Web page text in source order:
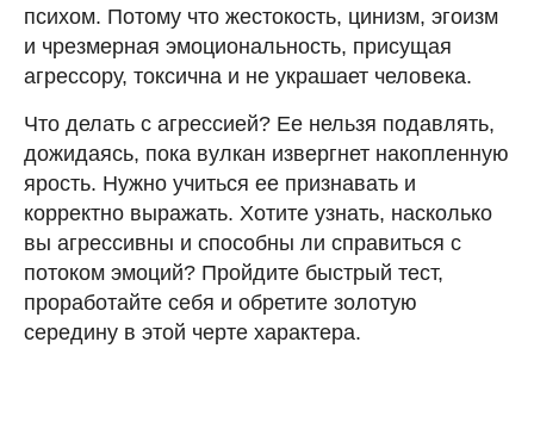
психом. Потому что жестокость, цинизм, эгоизм
и чрезмерная эмоциональность, присущая
агрессору, токсична и не украшает человека.
Что делать с агрессией? Ее нельзя подавлять,
дожидаясь, пока вулкан извергнет накопленную
ярость. Нужно учиться ее признавать и
корректно выражать. Хотите узнать, насколько
вы агрессивны и способны ли справиться с
потоком эмоций? Пройдите быстрый тест,
проработайте себя и обретите золотую
середину в этой черте характера.